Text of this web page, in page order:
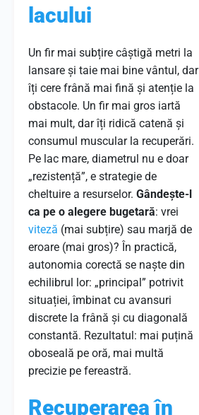
lacului
Un fir mai subțire câștigă metri la
lansare și taie mai bine vântul, dar
îți cere frână mai fină și atenție la
obstacole. Un fir mai gros iartă
mai mult, dar îți ridică catenă și
consumul muscular la recuperări.
Pe lac mare, diametrul nu e doar
„rezistență”, e strategie de
cheltuire a resurselor. Gândește-l
ca pe o alegere bugetară: vrei
viteză (mai subțire) sau marjă de
eroare (mai gros)? În practică,
autonomia corectă se naște din
echilibrul lor: „principal” potrivit
situației, îmbinat cu avansuri
discrete la frână și cu diagonală
constantă. Rezultatul: mai puțină
oboseală pe oră, mai multă
precizie pe fereastră.
Recuperarea în